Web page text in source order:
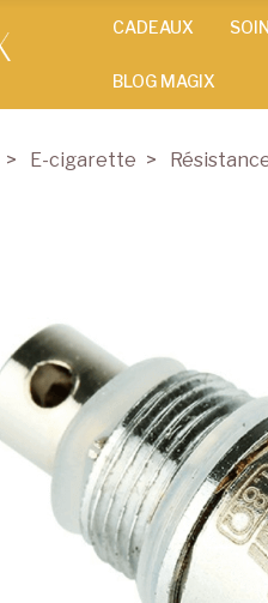
CADEAUX
BLOG MAGIX
E-cigarette